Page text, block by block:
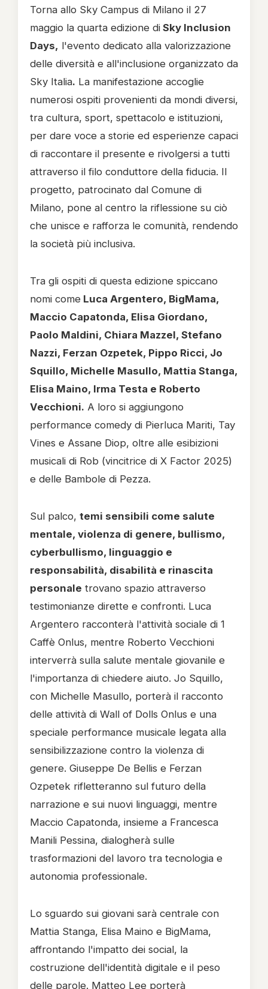
Torna allo Sky Campus di Milano il 27
maggio la quarta edizione di Sky Inclusion
Days, l'evento dedicato alla valorizzazione
delle diversità e all'inclusione organizzato da
Sky Italia. La manifestazione accoglie
numerosi ospiti provenienti da mondi diversi,
tra cultura, sport, spettacolo e istituzioni,
per dare voce a storie ed esperienze capaci
di raccontare il presente e rivolgersi a tutti
attraverso il filo conduttore della fiducia. Il
progetto, patrocinato dal Comune di
Milano, pone al centro la riflessione su ciò
che unisce e rafforza le comunità, rendendo
la società più inclusiva.
Tra gli ospiti di questa edizione spiccano
nomi come Luca Argentero, BigMama,
Maccio Capatonda, Elisa Giordano,
Paolo Maldini, Chiara Mazzel, Stefano
Nazzi, Ferzan Ozpetek, Pippo Ricci, Jo
Squillo, Michelle Masullo, Mattia Stanga,
Elisa Maino, Irma Testa e Roberto
Vecchioni. A loro si aggiungono
performance comedy di Pierluca Mariti, Tay
Vines e Assane Diop, oltre alle esibizioni
musicali di Rob (vincitrice di X Factor 2025)
e delle Bambole di Pezza.
Sul palco, temi sensibili come salute
mentale, violenza di genere, bullismo,
cyberbullismo, linguaggio e
responsabilità, disabilità e rinascita
personale trovano spazio attraverso
testimonianze dirette e confronti. Luca
Argentero racconterà l'attività sociale di 1
Caffè Onlus, mentre Roberto Vecchioni
interverrà sulla salute mentale giovanile e
l'importanza di chiedere aiuto. Jo Squillo,
con Michelle Masullo, porterà il racconto
delle attività di Wall of Dolls Onlus e una
speciale performance musicale legata alla
sensibilizzazione contro la violenza di
genere. Giuseppe De Bellis e Ferzan
Ozpetek rifletteranno sul futuro della
narrazione e sui nuovi linguaggi, mentre
Maccio Capatonda, insieme a Francesca
Manili Pessina, dialogherà sulle
trasformazioni del lavoro tra tecnologia e
autonomia professionale.
Lo sguardo sui giovani sarà centrale con
Mattia Stanga, Elisa Maino e BigMama,
affrontando l'impatto dei social, la
costruzione dell'identità digitale e il peso
delle parole. Matteo Lee porterà